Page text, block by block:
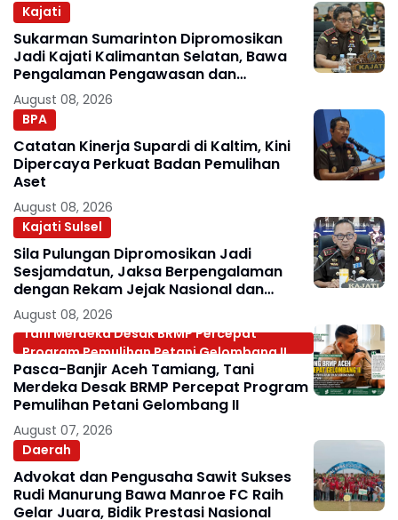
Kajati
Sukarman Sumarinton Dipromosikan
Jadi Kajati Kalimantan Selatan, Bawa
Pengalaman Pengawasan dan
Kepemimpinan
August 08, 2026
BPA
Catatan Kinerja Supardi di Kaltim, Kini
Dipercaya Perkuat Badan Pemulihan
Aset
August 08, 2026
Kajati Sulsel
Sila Pulungan Dipromosikan Jadi
Sesjamdatun, Jaksa Berpengalaman
dengan Rekam Jejak Nasional dan
Internasional
August 08, 2026
Tani Merdeka Desak BRMP Percepat
Program Pemulihan Petani Gelombang II
Pasca-Banjir Aceh Tamiang, Tani
Merdeka Desak BRMP Percepat Program
Pemulihan Petani Gelombang II
August 07, 2026
Daerah
Advokat dan Pengusaha Sawit Sukses
Rudi Manurung Bawa Manroe FC Raih
Gelar Juara, Bidik Prestasi Nasional